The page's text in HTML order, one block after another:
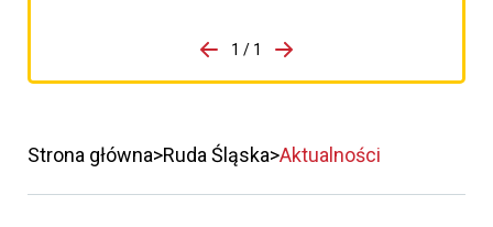
porzpedniego komunikatu
1 / 1
Przejdź do następnego
Strona główna Ruda Śląska Aktualności